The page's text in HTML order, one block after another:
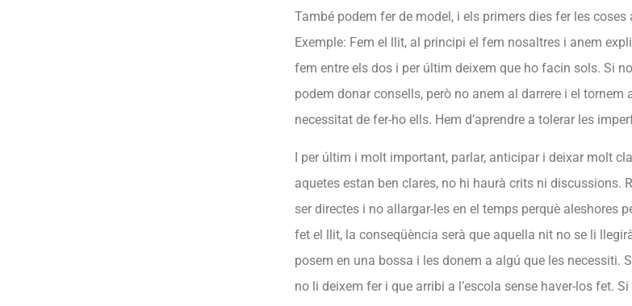
També podem fer de model, i els primers dies fer les
Exemple: Fem el llit, al principi el fem nosaltres i anem
fem entre els dos i per últim deixem que ho facin sols. Si
podem donar consells, però no anem al darrere i el
necessitat de fer-ho ells. Hem d’aprendre a tolerar les
I per últim i molt important, parlar, anticipar i deixar molt
aquetes estan ben clares, no hi haurà crits ni discussions.
ser directes i no allargar-les en el temps perquè aleshores
fet el llit, la conseqüència serà que aquella nit no se li
posem en una bossa i les donem a algú que les necessiti.
no li deixem fer i que arribi a l’escola sense haver-los fet.